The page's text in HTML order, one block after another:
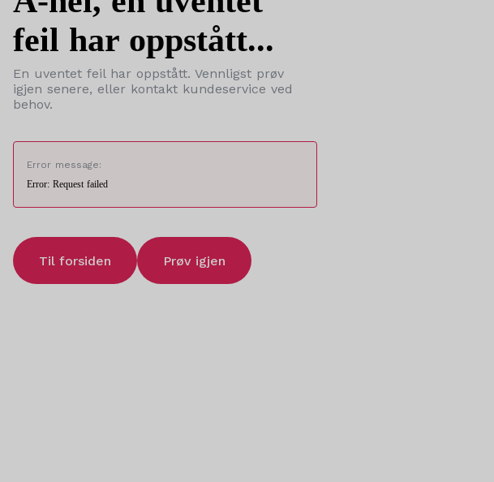
feil har oppstått...
En uventet feil har oppstått. Vennligst prøv
igjen senere, eller kontakt kundeservice ved
behov.
Error message:
Error: Request failed
Til forsiden Prøv igjen